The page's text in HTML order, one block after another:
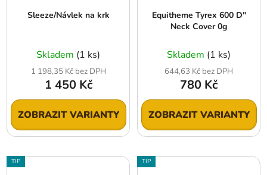
Sleeze/Návlek na krk
Skladem (1 ks)
1 198,35 Kč bez DPH
1 450 Kč
ZOBRAZIT VARIANTY
Equitheme Tyrex 600 D"
Neck Cover 0g
Skladem (1 ks)
644,63 Kč bez DPH
780 Kč
ZOBRAZIT VARIANTY
TIP TIP